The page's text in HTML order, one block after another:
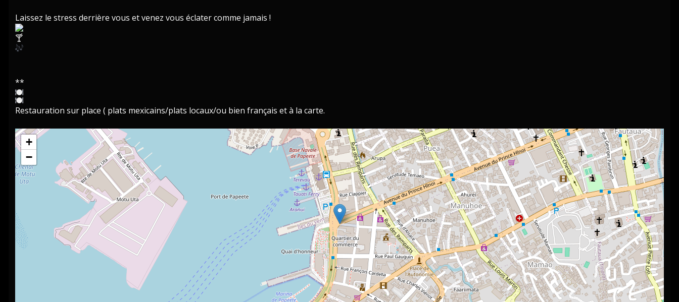
Laissez le stress derrière vous et venez vous éclater comme jamais !
**
Restauration sur place ( plats mexicains/plats locaux/ou bien français et à la carte.
+
−